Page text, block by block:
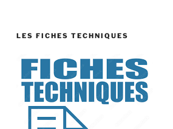
LES FICHES TECHNIQUES